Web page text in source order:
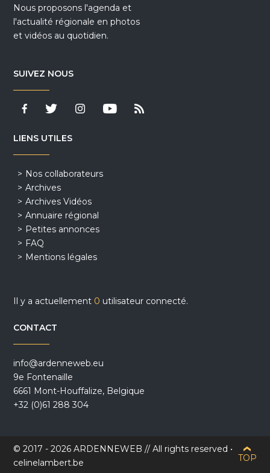
Nous proposons l'agenda et
l'actualité régionale en photos
et vidéos au quotidien.
SUIVEZ NOUS
LIENS UTILES
Nos collaborateurs
Archives
Archives Vidéos
Annuaire régional
Petites annonces
FAQ
Mentions légales
Il y a actuellement 0 utilisateur connecté.
CONTACT
info@ardenneweb.eu
9e Fontenaille
6661 Mont-Houffalize, Belgique
+32 (0)61 288 304
© 2017 - 2026 ARDENNEWEB // All rights reserved •
celinelambert.be
TOP